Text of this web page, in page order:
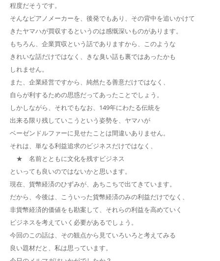
程度だそうです。
そんなピアノメーカーを、後発でもあり、その背中を追いかけて
きたヤマハが買収するというのは感慨深いものがあります。
もちろん、企業買収という話でありますから、このような
きれいな話だけではなく、きな臭い話も裏ではあったかも
しれません。
また、企業経営ですから、純然たる善意だけではなく、
自らが利するための思惑だってあったことでしょう。
しかしながら、それでもなお、149年にわたる伝統を
出来る限り残していこうという姿勢を、ヤマハが
ベーゼンドルファーに見せたことは間違いありません。
それは、単なる利益追求のビジネスだけではなく、
★ 名前とともに文化を残すビジネス
といっても良いのではないかと思います。
現在、貨幣経済のひずみが、あちこちで出てきています。
だから、今後は、こういった貨幣経済のみの利益だけでなく、
非貨幣経済的価値をも勘案して、それらの利益を高めていく
ビジネスを考えていく必要があるでしょう。
今回のこの話は、その観点から見ていろいろと考えてみる
良い題材だと、私は思っています。